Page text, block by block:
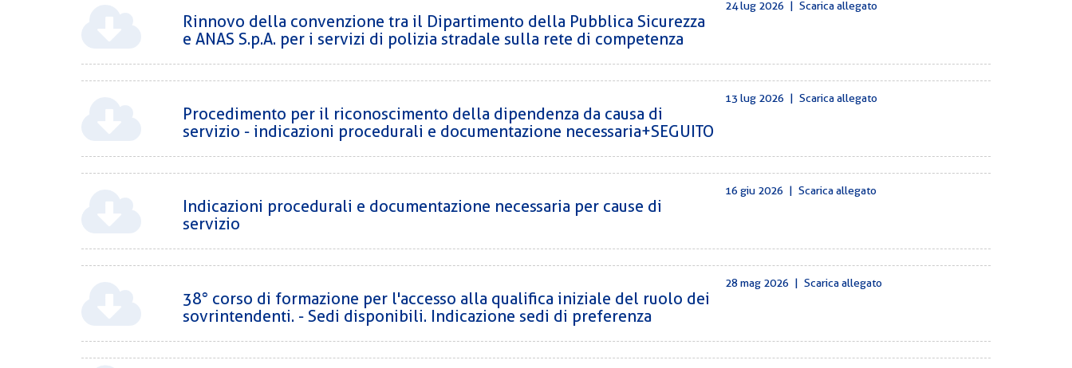
CONVENZIONI
COMUNICATI
MOBILITÀ
Rinnovo della convenzione tra il Dipartimento della Pubblica Sicurezza
e ANAS S.p.A. per i servizi di polizia stradale sulla rete di competenza
24 lug 2026 | Scarica allegato
Procedimento per il riconoscimento della dipendenza da causa di
servizio - indicazioni procedurali e documentazione necessaria+SEGUITO
13 lug 2026 | Scarica allegato
Indicazioni procedurali e documentazione necessaria per cause di
servizio
16 giu 2026 | Scarica allegato
38° corso di formazione per l'accesso alla qualifica iniziale del ruolo dei
sovrintendenti. - Sedi disponibili. Indicazione sedi di preferenza
28 mag 2026 | Scarica allegato